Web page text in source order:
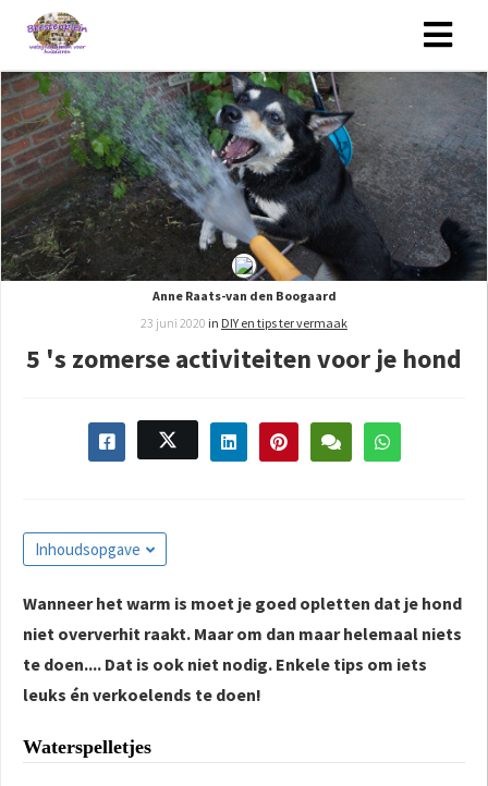
Anne Raats-van den Boogaard
23 juni 2020 in DIY en tips ter vermaak
5 's zomerse activiteiten voor je hond
Inhoudsopgave
Wanneer het warm is moet je goed opletten dat je hond
niet oververhit raakt. Maar om dan maar helemaal niets
te doen.... Dat is ook niet nodig. Enkele tips om iets
leuks én verkoelends te doen!
Waterspelletjes